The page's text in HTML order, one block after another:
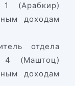
(Арабкир)
доходам
отдела
(Маштоц)
доходам